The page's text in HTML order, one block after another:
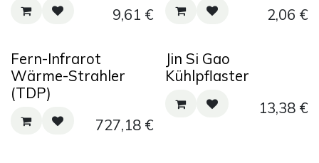
9,61 €
2,06 €
Fern-Infrarot
Wärme-Strahler
(TDP)
727,18€
Jin Si Gao
Kühlpflaster
13,38€